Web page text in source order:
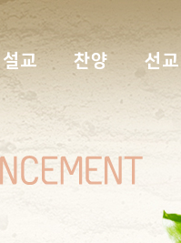
설교 찬양 선교